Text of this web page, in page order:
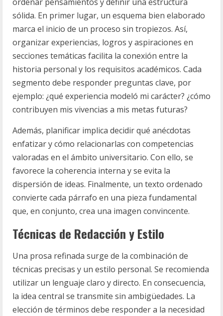
sólida. En primer lugar, un esquema bien elaborado
marca el inicio de un proceso sin tropiezos. Así,
organizar experiencias, logros y aspiraciones en
secciones temáticas facilita la conexión entre la
historia personal y los requisitos académicos. Cada
segmento debe responder preguntas clave, por
ejemplo: ¿qué experiencia modeló mi carácter? ¿cómo
contribuyen mis vivencias a mis metas futuras?
Además, planificar implica decidir qué anécdotas
enfatizar y cómo relacionarlas con competencias
valoradas en el ámbito universitario. Con ello, se
favorece la coherencia interna y se evita la
dispersión de ideas. Finalmente, un texto ordenado
convierte cada párrafo en una pieza fundamental
que, en conjunto, crea una imagen convincente.
Técnicas de Redacción y Estilo
Una prosa refinada surge de la combinación de
técnicas precisas y un estilo personal. Se recomienda
utilizar un lenguaje claro y directo. En consecuencia,
la idea central se transmite sin ambigüedades. La
elección de términos debe responder a la necesidad